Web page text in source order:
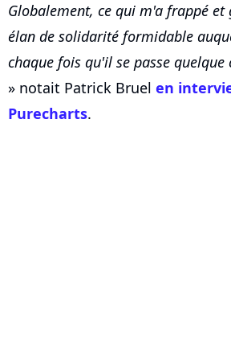
Globalement, ce qui m'a frappé et
élan de solidarité formidable
chaque fois qu'il se passe
» notait Patrick Bruel en
Purecharts.